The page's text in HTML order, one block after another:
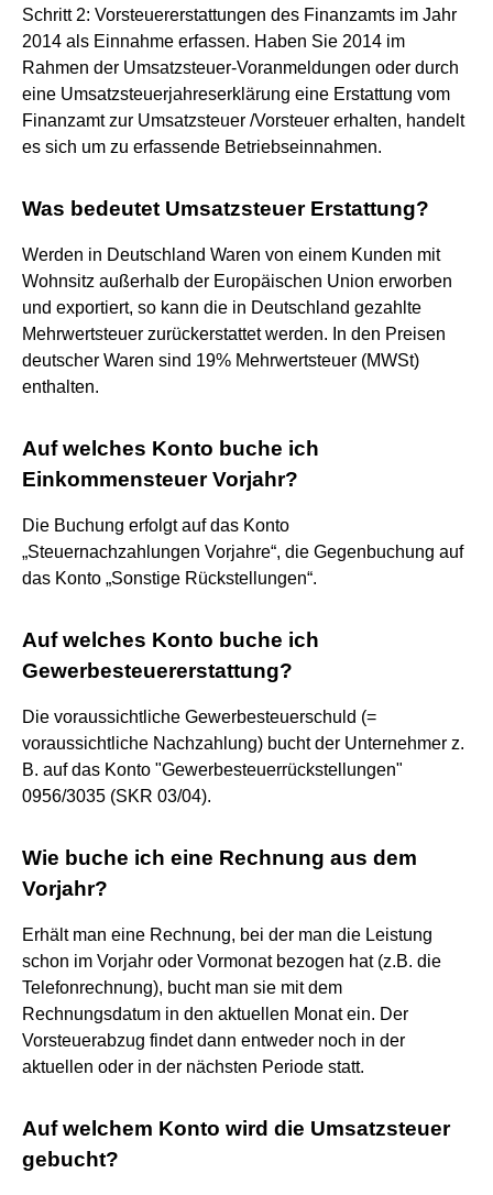
Schritt 2: Vorsteuererstattungen des Finanzamts im Jahr
2014 als Einnahme erfassen. Haben Sie 2014 im
Rahmen der Umsatzsteuer-Voranmeldungen oder durch
eine Umsatzsteuerjahreserklärung eine Erstattung vom
Finanzamt zur Umsatzsteuer /Vorsteuer erhalten, handelt
es sich um zu erfassende Betriebseinnahmen.
Was bedeutet Umsatzsteuer Erstattung?
Werden in Deutschland Waren von einem Kunden mit
Wohnsitz außerhalb der Europäischen Union erworben
und exportiert, so kann die in Deutschland gezahlte
Mehrwertsteuer zurückerstattet werden. In den Preisen
deutscher Waren sind 19% Mehrwertsteuer (MWSt)
enthalten.
Auf welches Konto buche ich
Einkommensteuer Vorjahr?
Die Buchung erfolgt auf das Konto
„Steuernachzahlungen Vorjahre“, die Gegenbuchung auf
das Konto „Sonstige Rückstellungen“.
Auf welches Konto buche ich
Gewerbesteuererstattung?
Die voraussichtliche Gewerbesteuerschuld (=
voraussichtliche Nachzahlung) bucht der Unternehmer z.
B. auf das Konto "Gewerbesteuerrückstellungen"
0956/3035 (SKR 03/04).
Wie buche ich eine Rechnung aus dem
Vorjahr?
Erhält man eine Rechnung, bei der man die Leistung
schon im Vorjahr oder Vormonat bezogen hat (z.B. die
Telefonrechnung), bucht man sie mit dem
Rechnungsdatum in den aktuellen Monat ein. Der
Vorsteuerabzug findet dann entweder noch in der
aktuellen oder in der nächsten Periode statt.
Auf welchem Konto wird die Umsatzsteuer
gebucht?